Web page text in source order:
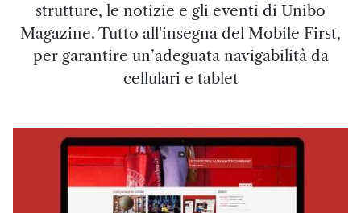
strutture, le notizie e gli eventi di Unibo
Magazine. Tutto all'insegna del Mobile First,
per garantire un’adeguata navigabilità da
cellulari e tablet